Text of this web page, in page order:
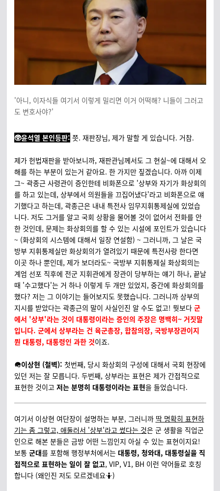
'아니, 이자식들 여기서 이렇게 밀리면 이거 어떡해? 니들이 그러고
도 변호사야?'
🥸윤석열 본인등판: 쯧. 재판장님, 제가 말할 게 있습니다. 거참.
제가 헌법재판을 받아보니까, 재판관님께서도 그 현실~에 대해서 오
해를 하는 부분이 있는거 같아요. 한 가지만 짚겠습니다. 아까 이제
그~ 곽종근 사령관이 증인한테 비화폰으로 '상부와 자기가 화상회의
를 하고 있는데, 상부에서 의원들을 끄집어냈다'라고 비화폰으로 얘
기했다고 하는데, 곽종근은 내내 특전사 임무지휘통제실에 있었습
니다. 저도 그거를 알고 국회 상황을 물어볼 것이 없어서 전화를 안
한 것인데, 문제는 화상회의를 할 수 있는 시설에 포인트가 있습니다
~ (화상회의 시스템에 대해서 일장 연설함) ~ 그러니까, 그 날은 국
방부 지휘통제실만 화상회의가 열려있기 때문에 특전사랑 한다면
이곳 하나 뿐인데, 제가 보더라도~ 국방부 지휘통제실 화상회의는
계엄 선포 직후에 전군 지휘관에게 장관이 당부하는 얘기 하나, 끝날
때 '수고했다'는 거 하나 이렇게 두 개만 있었지, 중간에 화상회의를
했다? 저는 그 이야기는 들어보지도 못했습니다. 그러니까 상부의
지시를 받았다는 곽종근의 말이 사실인진 알 수도 없고! 뭣보다 군
에서 '상부'라는 것이 대통령이라는 증인의 주장은 명백히~ 거짓말
입니다. 군에서 상부라는 건 육군총장, 합참의장, 국방부장관이지
뭔 대통령, 대통령인 과한 것이죠.
🪖이상현 (철벽): 첫번째, 당시 화상회의 구성에 대해서 국회 현장에
있던 저는 잘 모릅니다. 두번째, 상부라는 표현은 제가 간접적으로
표현한 것이고 저는 분명히 대통령이라는 표현을 들었습니다.
여기서 이상현 여단장이 설명하는 부분, 그러니까 딱 명확히 표현하
기는 좀 그렇고, 애둘러서 '상부'라고 썼다는 것은 군 생활을 직업군
인으로 해본 분들은 금방 어떤 느낌인지 아실 수 있는 표현이지요!
보통 군대를 포함해 행정부처에서는대통령, 청와대, 대통령실을 직
접적으로 표현하는 일이 잘 없고, VIP, V1, BH 이런 약어들로 호칭
합니다 (왜인진 저도 모르겠네요🤷)